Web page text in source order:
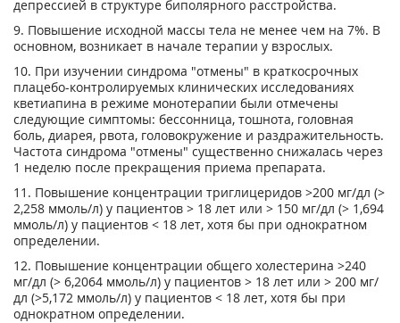
депрессией в структуре биполярного расстройства.
9. Повышение исходной массы тела не менее чем на 7%. В
основном, возникает в начале терапии у взрослых.
10. При изучении синдрома "отмены" в краткосрочных
плацебо-контролируемых клинических исследованиях
кветиапина в режиме монотерапии были отмечены
следующие симптомы: бессонница, тошнота, головная
боль, диарея, рвота, головокружение и раздражительность.
Частота синдрома "отмены" существенно снижалась через
1 неделю после прекращения приема препарата.
11. Повышение концентрации триглицеридов >200 мг/дл (>
2,258 ммоль/л) у пациентов > 18 лет или > 150 мг/дл (> 1,694
ммоль/л) у пациентов < 18 лет, хотя бы при однократном
определении.
12. Повышение концентрации общего холестерина >240
мг/дл (> 6,2064 ммоль/л) у пациентов > 18 лет или > 200 мг/
дл (>5,172 ммоль/л) у пациентов < 18 лет, хотя бы при
однократном определении.